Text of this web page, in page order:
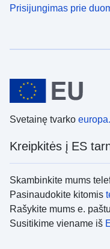
Prisijungimas prie
Svetainę tvarko
Kreipkitės į ES
Skambinkite mums
Pasinaudokite kitomis
Rašykite mums e.
Susitikime viename iš